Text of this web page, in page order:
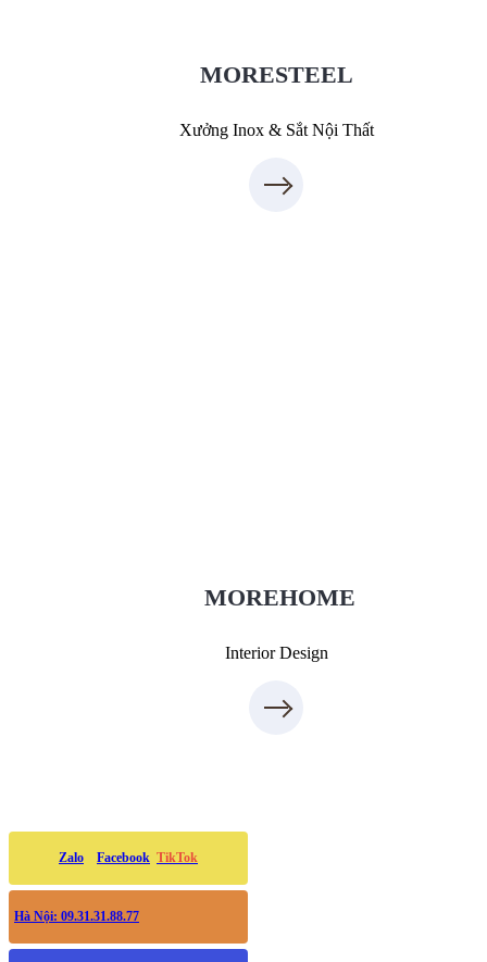
MORESTEEL
Xưởng Inox & Sắt Nội Thất
MOREHOME
Interior Design
Zalo Facebook TikTok
Hà Nội: 09.31.31.88.77